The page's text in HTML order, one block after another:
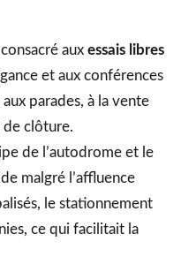
aux essais libres
et aux conférences
parades, à la vente
de clôture.
de l’autodrome et le
malgré l’affluence
le stationnement
ce qui facilitait la